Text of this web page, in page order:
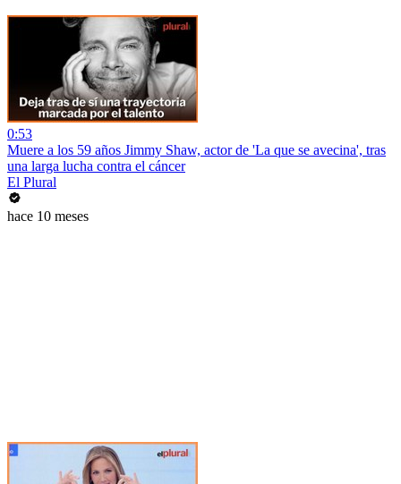
0:53
Muere a los 59 años Jimmy Shaw, actor de 'La que se avecina', tras
una larga lucha contra el cáncer
El Plural
hace 10 meses